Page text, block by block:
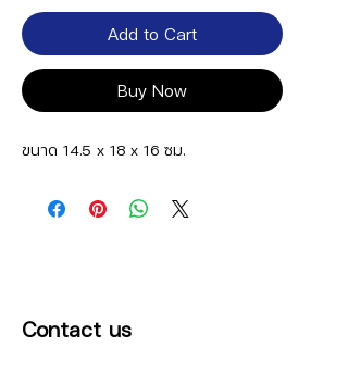
Add to Cart
Buy Now
ขนาด 14.5 x 18 x 16 ซม.
Contact us